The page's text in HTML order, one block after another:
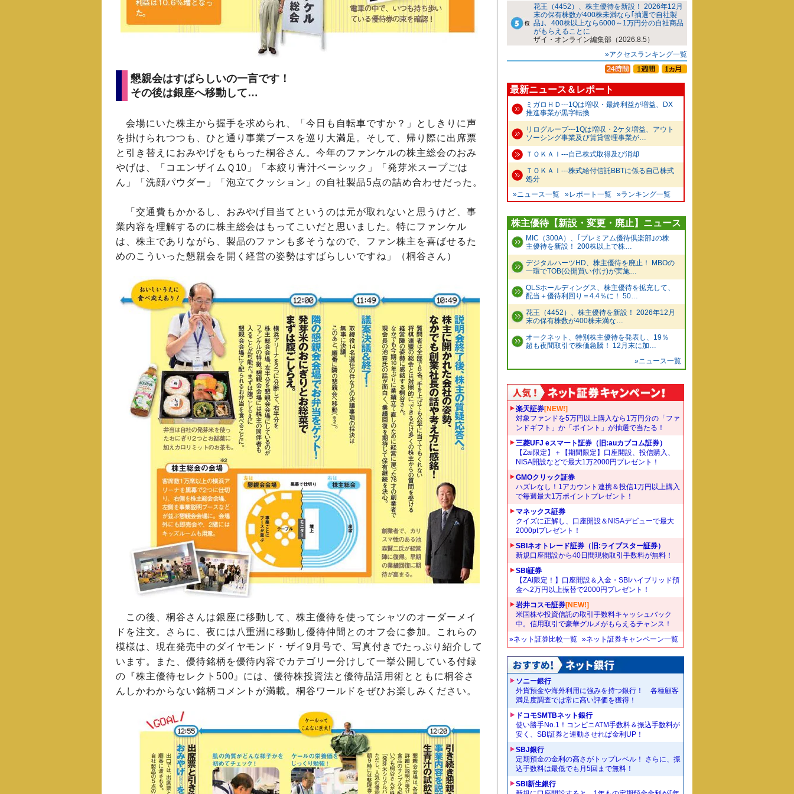
懇親会はすばらしいの一言です！
その後は銀座へ移動して…
会場にいた株主から握手を求められ、「今日も自転車ですか？」としきりに声
を掛けられつつも、ひと通り事業ブースを巡り大満足。そして、帰り際に出席票
と引き替えにおみやげをもらった桐谷さん。今年のファンケルの株主総会のおみ
やげは、「コエンザイムＱ10」「本絞り青汁ベーシック」「発芽米スープごは
ん」「洗顔パウダー」「泡立てクッション」の自社製品5点の詰め合わせだった。
「交通費もかかるし、おみやげ目当てというのは元が取れないと思うけど、事
業内容を理解するのに株主総会はもってこいだと思いました。特にファンケル
は、株主でありながら、製品のファンも多そうなので、ファン株主を喜ばせるた
めのこういった懇親会を開く経営の姿勢はすばらしいですね」（桐谷さん）
この後、桐谷さんは銀座に移動して、株主優待を使ってシャツのオーダーメイ
ドを注文。さらに、夜には八重洲に移動し優待仲間とのオフ会に参加。これらの
模様は、現在発売中のダイヤモンド・ザイ9月号で、写真付きでたっぷり紹介して
います。また、優待銘柄を優待内容でカテゴリー分けして一挙公開している付録
の『株主優待セレクト500』には、優待株投資法と優待品活用術とともに桐谷さ
んしかわからない銘柄コメントが満載。桐谷ワールドをぜひお楽しみください。
花王（4452）、株主優待を新設！ 2026年12月
末の保有株数が400株未満なら｢抽選で自社製
品｣、400株以上なら6000～1万円分の自社商品
がもらえることに
ザイ・オンライン編集部（2026.8.5）
»アクセスランキング一覧
最新ニュース＆レポート
ミガロＨＤ---1Qは増収・最終利益が増益、DX
推進事業が黒字転換
リログループ---1Qは増収・2ケタ増益、アウト
ソーシング事業及び賃貸管理事業が…
ＴＯＫＡＩ---自己株式取得及び消却
ＴＯＫＡＩ---株式給付信託BBTに係る自己株式
処分
»ニュース一覧
»レポート一覧 »ランキング一覧
株主優待【新設・変更・廃止】ニュース
MIC（300A）、｢プレミアム優待倶楽部｣の株
主優待を新設！ 200株以上で株…
デジタルハーツHD、株主優待を廃止！ MBOの
一環でTOB(公開買い付け)が実施…
QLSホールディングス、株主優待を拡充して、
配当＋優待利回り＝4.4％に！ 50…
花王（4452）、株主優待を新設！ 2026年12月
末の保有株数が400株未満な…
オークネット、特別株主優待を発表し、19％
超も夜間取引で株価急騰！ 12月末に加…
»ニュース一覧
楽天証券[NEW!]
対象ファンドを5万円以上購入なら1万円分の「ファ
ンドギフト」か「ポイント」が抽選で当たる！
三菱UFJ eスマート証券（旧:auカブコム証券）
【Zai限定】＋【期間限定】口座開設、投信購入、
NISA開設などで最大1万2000円プレゼント！
GMOクリック証券
ハズレなし！1アカウント連携＆投信1万円以上購入
で毎週最大1万ポイントプレゼント！
マネックス証券
クイズに正解し、口座開設＆NISAデビューで最大
2000ptプレゼント！
SBIネオトレード証券（旧:ライブスター証券）
新規口座開設から40日間現物取引手数料が無料！
SBI証券
【ZAi限定！】口座開設＆入金・SBIハイブリッド預
金へ2万円以上振替で2000円プレゼント！
岩井コスモ証券[NEW!]
米国株や投資信託の取引手数料キャッシュバック
中。信用取引で豪華グルメがもらえるチャンス！
»ネット証券比較一覧 »ネット証券キャンペーン一覧
ソニー銀行
外貨預金や海外利用に強みを持つ銀行！ 各種顧客
満足度調査では常に高い評価を獲得！
ドコモSMTBネット銀行
使い勝手No.1！コンビニATM手数料＆振込手数料が
安く、SBI証券と連動させれば金利UP！
SBJ銀行
定期預金の金利の高さがトップレベル！ さらに、振
込手数料は最低でも月5回まで無料！
SBI新生銀行